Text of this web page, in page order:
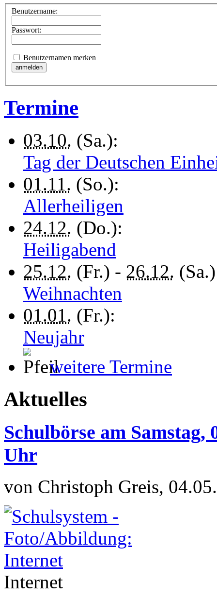
Benutzername:
Passwort:
Benutzernamen merken
Termine
03.10. (Sa.):
Tag der Deutschen
01.11. (So.):
Allerheiligen
24.12. (Do.):
Heiligabend
25.12. (Fr.) - 26.12.
Weihnachten
01.01. (Fr.):
Neujahr
weitere Termine
Aktuelles
Schulbörse am Samstag,
Uhr
von Christoph Greis,
Internet